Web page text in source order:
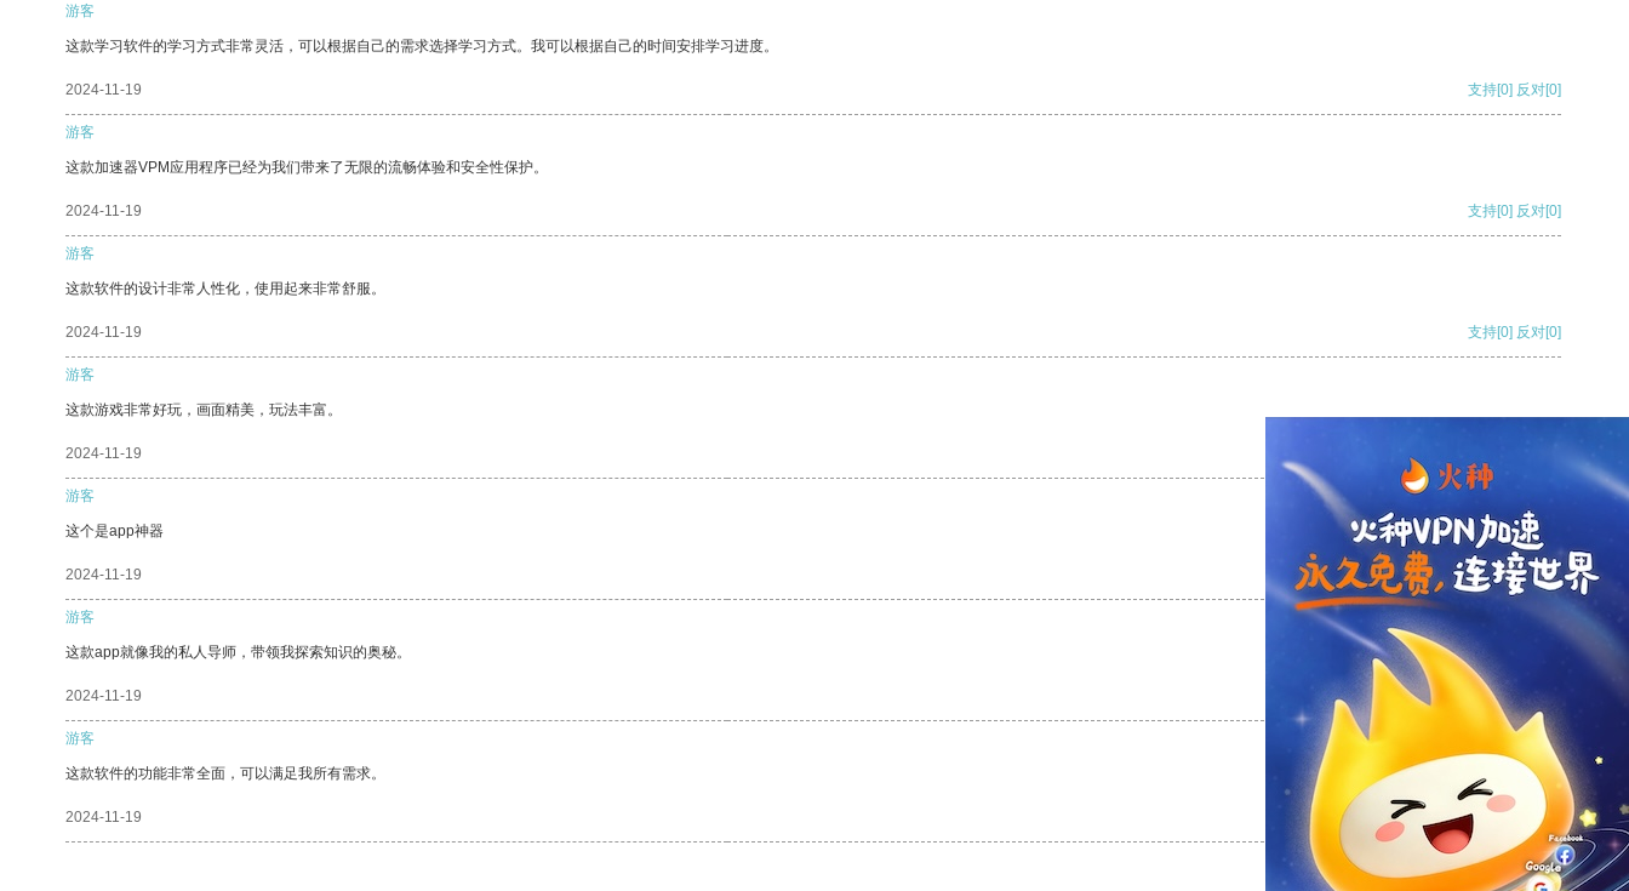
游客
这款学习软件的学习方式非常灵活，可以根据自己的需求选择学习方式。我可以根据自己的时间安排学习进度。
2024-11-19 支持[0] 反对[0]
游客
这款加速器VPM应用程序已经为我们带来了无限的流畅体验和安全性保护。
2024-11-19 支持[0] 反对[0]
游客
这款软件的设计非常人性化，使用起来非常舒服。
2024-11-19 支持[0] 反对[0]
游客
这款游戏非常好玩，画面精美，玩法丰富。
2024-11-19
游客
这个是app神器
2024-11-19 支持 [0] 反对[0]
游客
这款app就像我的私人导师，带领我探索知识的奥秘。
2024-11-19 支持[0] 反对
游客
这款软件的功能非常全面，可以满足我所有需求。
2024-11-19 支持[0] 反对[0]